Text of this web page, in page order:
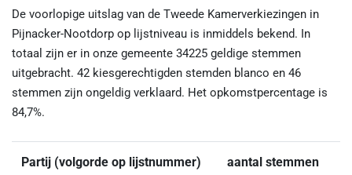
De voorlopige uitslag van de Tweede Kamerverkiezingen in
Pijnacker-Nootdorp op lijstniveau is inmiddels bekend. In
totaal zijn er in onze gemeente 34225 geldige stemmen
uitgebracht. 42 kiesgerechtigden stemden blanco en 46
stemmen zijn ongeldig verklaard. Het opkomstpercentage is
84,7%.
Partij (volgorde op lijstnummer)
aantal stemmen